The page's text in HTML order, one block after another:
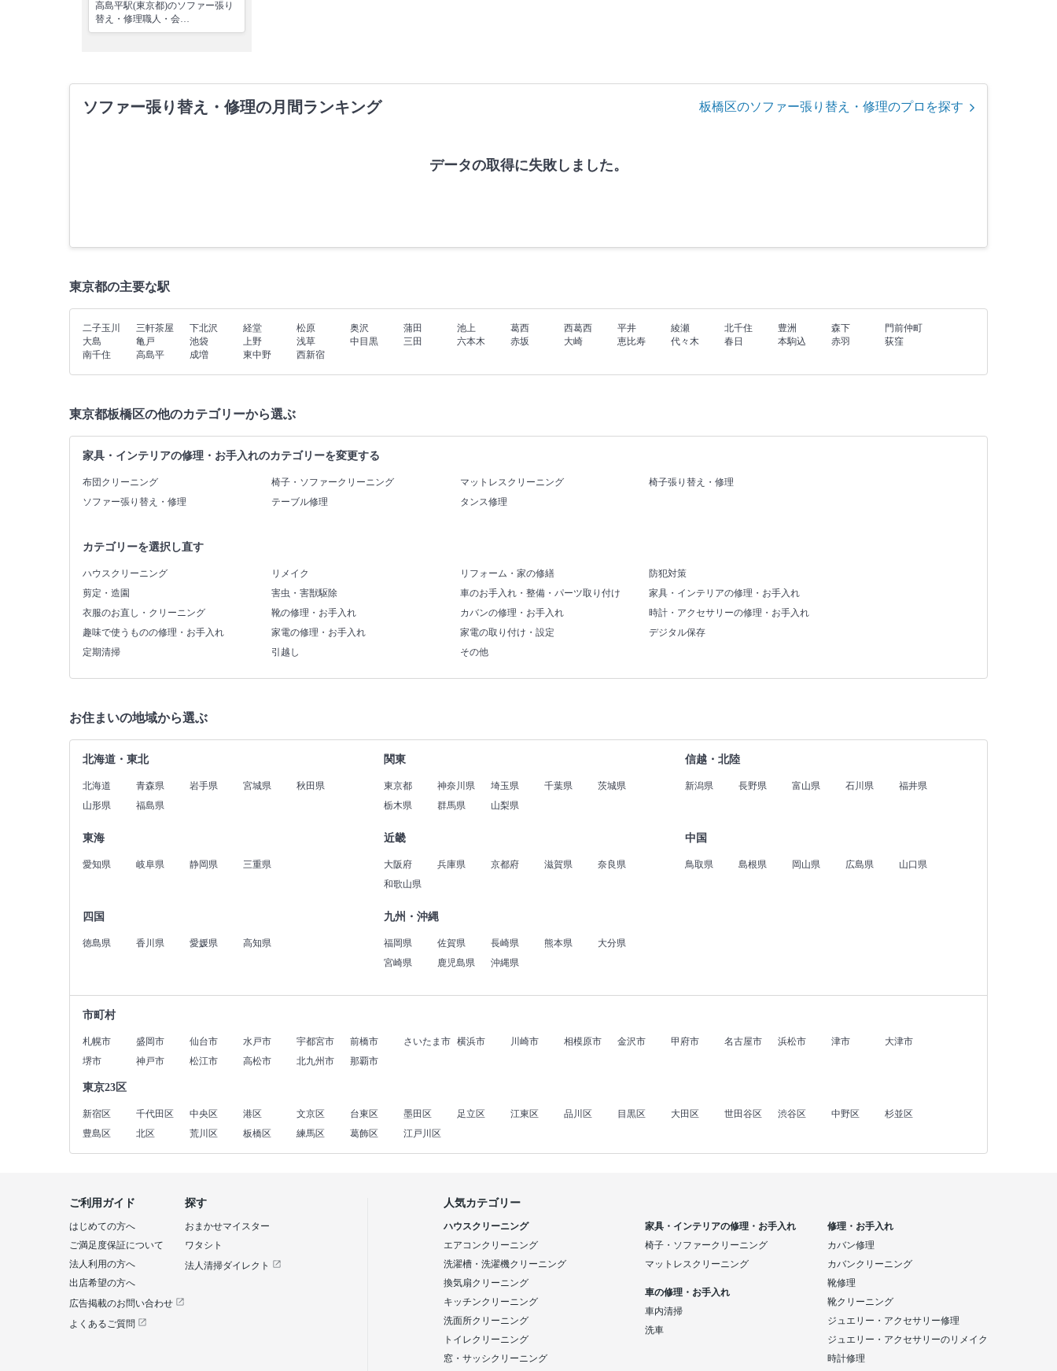
高島平駅(東京都)のソファー張り
替え・修理職人・会…
ソファー張り替え・修理の月間ランキング 板橋区のソファー張り替え・修理のプロを探す
データの取得に失敗しました。
東京都の主要な駅
二子玉川 三軒茶屋 下北沢 経堂 松原 奥沢 蒲田 池上 葛西 西葛西 平井 綾瀬 北千住 豊洲 森下
門前仲町
大島
亀戸 池袋 上野 浅草 中目黒 三田 六本木 赤坂 大崎 恵比寿 代々木 春日 本駒込 赤羽
荻窪
南千住
高島平 成増 東中野 西新宿
東京都板橋区の他のカテゴリーから選ぶ
家具・インテリアの修理・お手入れのカテゴリーを変更する
布団クリーニング 椅子・ソファークリーニング マットレスクリーニング
椅子張り替え・修理
ソファー張り替え・修理
テーブル修理 タンス修理
カテゴリーを選択し直す
ハウスクリーニング リメイク リフォーム・家の修繕
防犯対策
剪定・造園
害虫・害獣駆除 車のお手入れ・整備・パーツ取り付け
家具・インテリアの修理・お手入れ
衣服のお直し・クリーニング
靴の修理・お手入れ カバンの修理・お手入れ
時計・アクセサリーの修理・お手入れ
趣味で使うものの修理・お手入れ
家電の修理・お手入れ 家電の取り付け・設定
デジタル保存
定期清掃
引越し その他
お住まいの地域から選ぶ
北海道・東北
北海道 青森県 岩手県 宮城県
秋田県
山形県
福島県
関東
東京都 神奈川県 埼玉県 千葉県
茨城県
栃木県
群馬県 山梨県
信越・北陸
新潟県 長野県 富山県 石川県 福井県
東海
愛知県 岐阜県 静岡県 三重県
近畿
大阪府 兵庫県 京都府 滋賀県
奈良県
和歌山県
中国
鳥取県 島根県 岡山県 広島県 山口県
四国
徳島県 香川県 愛媛県 高知県
九州・沖縄
福岡県 佐賀県 長崎県 熊本県
大分県
宮崎県
鹿児島県 沖縄県
市町村
札幌市 盛岡市 仙台市 水戸市 宇都宮市 前橋市 さいたま市 横浜市 川崎市 相模原市 金沢市 甲府市 名古屋市 浜松市 津市
大津市
堺市
神戸市 松江市 高松市 北九州市 那覇市
東京23区
新宿区 千代田区 中央区 港区 文京区 台東区 墨田区 足立区 江東区 品川区 目黒区 大田区 世田谷区 渋谷区 中野区
杉並区
豊島区
北区 荒川区 板橋区 練馬区 葛飾区 江戸川区
探す
おまかせマイスター
ワタシト
法人清掃ダイレクト
ご利用ガイド
はじめての方へ
ご満足度保証について
法人利用の方へ
出店希望の方へ
広告掲載のお問い合わせ
よくあるご質問
人気カテゴリー
ハウスクリーニング
エアコンクリーニング
洗濯槽・洗濯機クリーニング
換気扇クリーニング
キッチンクリーニング
洗面所クリーニング
トイレクリーニング
窓・サッシクリーニング
家具・インテリアの修理・お手入れ
椅子・ソファークリーニング
マットレスクリーニング
車の修理・お手入れ
車内清掃
洗車
修理・お手入れ
カバン修理
カバンクリーニング
靴修理
靴クリーニング
ジュエリー・アクセサリー修理
ジュエリー・アクセサリーのリメイク
時計修理